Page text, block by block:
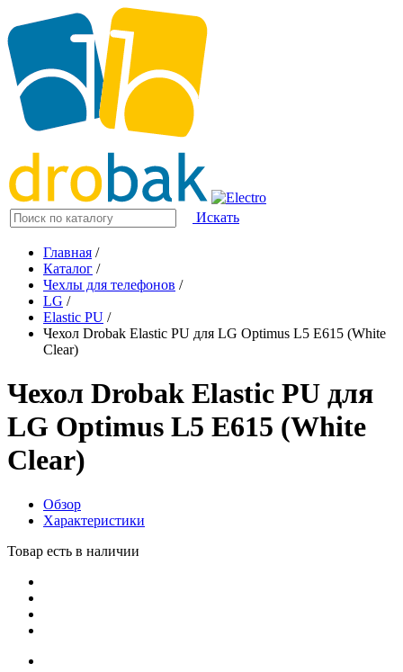
Искать
Главная /
Каталог /
Чехлы для телефонов /
LG /
Elastic PU /
Чехол Drobak Elastic PU для LG Optimus L5 E615 (White
Clear)
Чехол Drobak Elastic PU для
LG Optimus L5 E615 (White
Clear)
Обзор
Характеристики
Товар есть в наличии